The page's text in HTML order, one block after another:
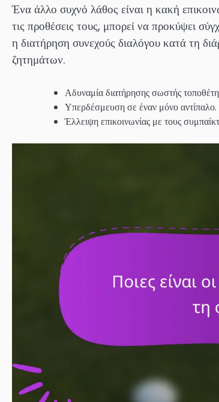
Ένα άλλο συχνό λάθος είναι η κακή
τις προθέσεις τους, μπορεί να προκύψει
η διατήρηση συνεχούς διαλόγου κατά τη
ζητημάτων.
Αδυναμία διατήρησης σωστής
Υπερδέσμευση σε έναν μόνο αντίπαλο.
Έλλειψη επικοινωνίας με τους